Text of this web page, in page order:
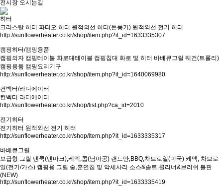
전시장 오시는길
히터
크리스탈 히터 파티오 히터 원적외선 히터(돈풍기) 원적외선 전기 히터
http://sunflowerheater.co.kr/shop/item.php?it_id=1633335307
캠핑히터/캠핑용품
캠핑의자 캠핑테이블 화로대테이블 캠핑침대 화로 및 히터 바베큐그릴 웨건(트롤리)
캠핑용품 캠핑요리기구
http://sunflowerheater.co.kr/shop/item.php?it_id=1640069980
컨벡터/라디에이터
컨벡터 라디에이터
http://sunflowerheater.co.kr/shop/list.php?ca_id=2010
전기히터
전기히터 원적외선 전기 히터
http://sunflowerheater.co.kr/shop/item.php?it_id=1633335317
바베큐그릴
보급형 그릴 덴쿡(덴마크),케덱,콥(남아공) 랜드만,BBQ,차브로일(미국) 케덱, 차브로
일(전기/가스) 캠핑용 그릴 숯,훈연칩 및 악세사리 소스&솔트,클리너&브러쉬 불판
(NEW)
http://sunflowerheater.co.kr/shop/item.php?it_id=1633335419